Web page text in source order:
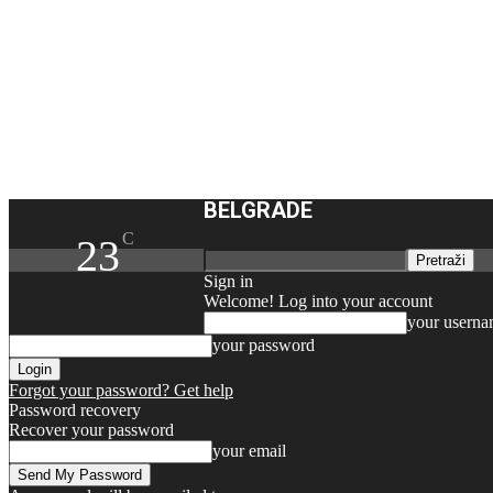
23C
BELGRADE
Sign in
Welcome! Log into your account
your
your password
Forgot your password? Get help
Password recovery
Recover your password
your email